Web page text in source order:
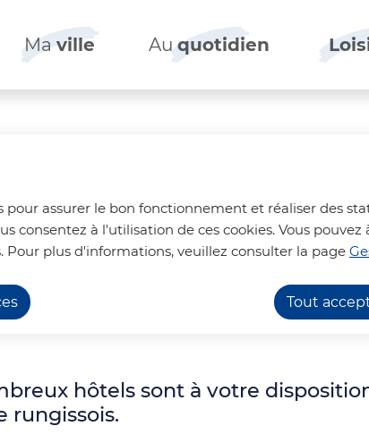
pour assurer le bon fonctionnement et réaliser des
consentez à l'utilisation de ces cookies. Vous
Pour plus d'informations, veuillez consulter la page
Tout
Ma ville Au quotidien
hôtels sont à votre
rungissois.